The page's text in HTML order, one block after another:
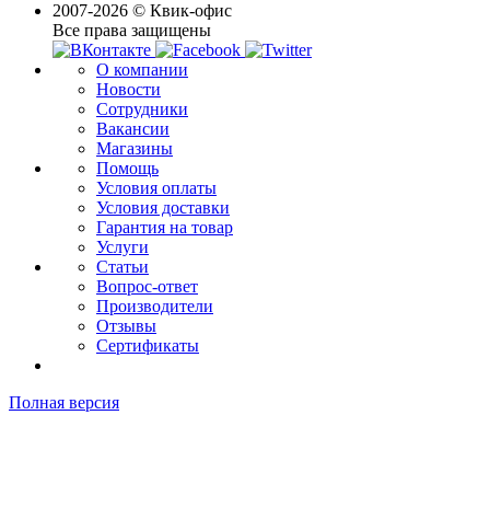
2007-2026 © Квик-офис
Все права защищены
О компании
Новости
Сотрудники
Вакансии
Магазины
Помощь
Условия оплаты
Условия доставки
Гарантия на товар
Услуги
Статьи
Вопрос-ответ
Производители
Отзывы
Сертификаты
Полная версия